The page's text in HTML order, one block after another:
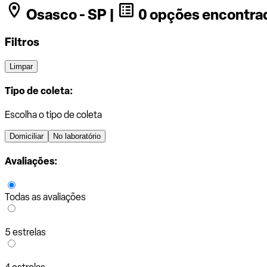
Osasco - SP | 0 opções
Filtros
Limpar
Tipo de coleta:
Escolha o tipo de coleta
Domiciliar No laboratório
Avaliações:
Todas as avaliações
5 estrelas